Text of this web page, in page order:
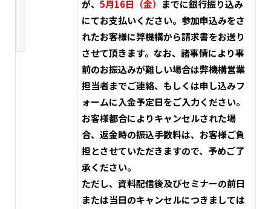
が、 5月16日（金） までに銀行振り込み
にてお支払いください。参加申込みをさ
れたお客様に弊機構から請求書をお送り
させて頂きます。なお、諸事情により事
前のお振込みが難しい場合は弊機構営業
担当者までご連絡、もしくは申し込みフ
ォームに入金予定日をご入力ください。
お客様都合によりキャンセルされた場
合、返金時の振込手数料は、お客様ご負
担とさせていただきますので、予めご了
承ください。
ただし、資料配信後及びセミナーの前日
または当日のキャンセルにつきましては